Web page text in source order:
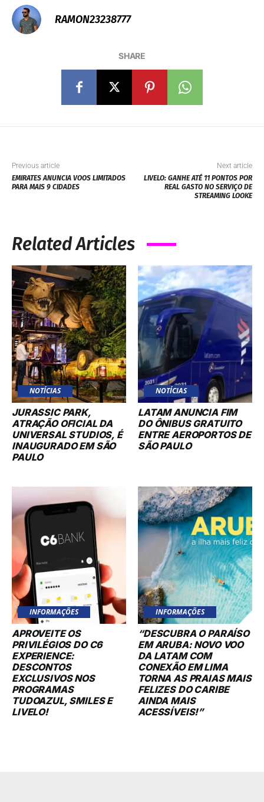
RAMON23238777
SHARE
Previous article
EMIRATES ANUNCIA VOOS LIMITADOS
PARA MAIS 9 CIDADES
Next article
LIVELO: GANHE ATÉ 11 PONTOS POR
REAL GASTO NO SERVIÇO DE
STREAMING LOOKE
Related Articles
NOTÍCIAS
JURASSIC PARK,
ATRAÇÃO OFICIAL DA
UNIVERSAL STUDIOS, É
INAUGURADO EM SÃO
PAULO
NOTÍCIAS
LATAM ANUNCIA FIM
DO ÔNIBUS GRATUITO
ENTRE AEROPORTOS DE
SÃO PAULO
INFORMAÇÕES
APROVEITE OS
PRIVILÉGIOS DO C6
EXPERIENCE:
DESCONTOS
EXCLUSIVOS NOS
PROGRAMAS
TUDOAZUL, SMILES E
LIVELO!
INFORMAÇÕES
“DESCUBRA O PARAÍSO
EM ARUBA: NOVO VOO
DA LATAM COM
CONEXÃO EM LIMA
TORNA AS PRAIAS MAIS
FELIZES DO CARIBE
AINDA MAIS
ACESSÍVEIS!”